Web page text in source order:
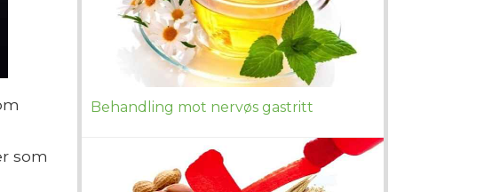
som
Behandling mot nervøs gastritt